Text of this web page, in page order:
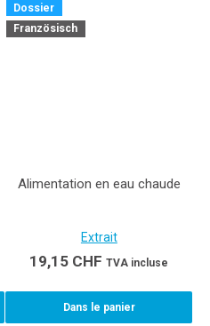
Dossier
Französisch
Alimentation en eau chaude
Extrait
19,15 CHF TVA incluse
Dans le panier